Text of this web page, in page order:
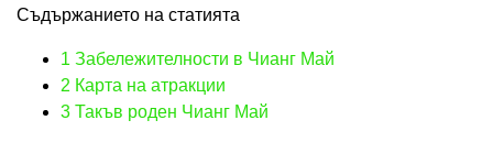
Съдържанието на статията
1 Забележителности в Чианг Май
2 Карта на атракции
3 Такъв роден Чианг Май